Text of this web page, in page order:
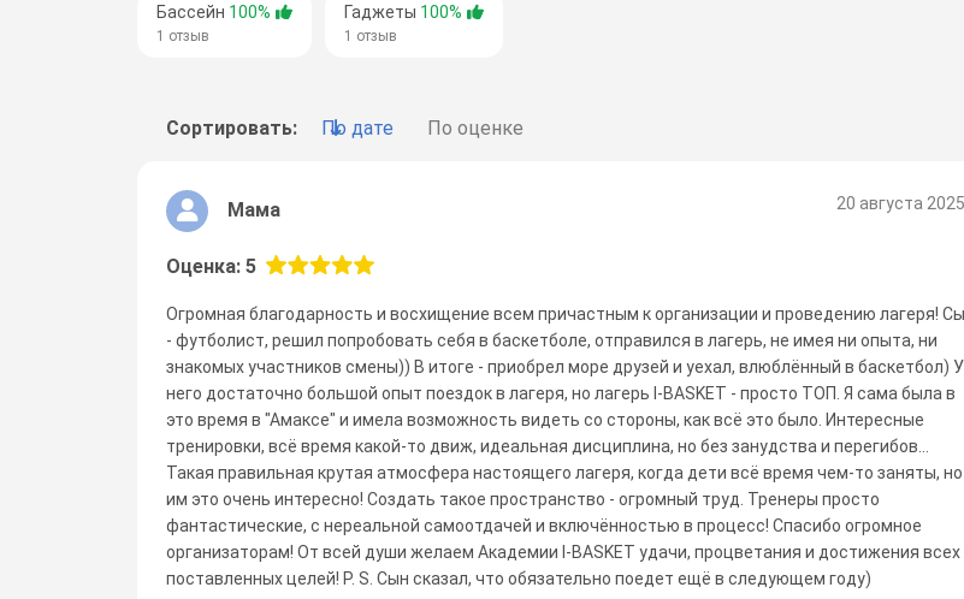
Бассейн 100%
1 отзыв
Гаджеты 100%
1 отзыв
Сортировать: По дате По оценке
20 августа 2025
Мама
Оценка: 5
Огромная благодарность и восхищение всем причастным к организации и проведению лагеря!
- футболист, решил попробовать себя в баскетболе, отправился в лагерь, не имея ни опыта, ни
знакомых участников смены)) В итоге - приобрел море друзей и уехал, влюблённый в баскетбол) У
него достаточно большой опыт поездок в лагеря, но лагерь I-BASKET - просто ТОП. Я сама была в
это время в "Амаксе" и имела возможность видеть со стороны, как всё это было. Интересные
тренировки, всё время какой-то движ, идеальная дисциплина, но без занудства и перегибов...
Такая правильная крутая атмосфера настоящего лагеря, когда дети всё время чем-то заняты, но
им это очень интересно! Создать такое пространство - огромный труд. Тренеры просто
фантастические, с нереальной самоотдачей и включённостью в процесс! Спасибо огромное
организаторам! От всей души желаем Академии I-BASKET удачи, процветания и достижения всех
поставленных целей! P. S. Сын сказал, что обязательно поедет ещё в следующем году)